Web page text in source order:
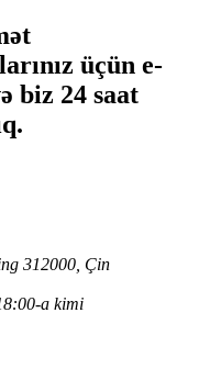
üçün e-
biz 24 saat
312000, Çin
a kimi